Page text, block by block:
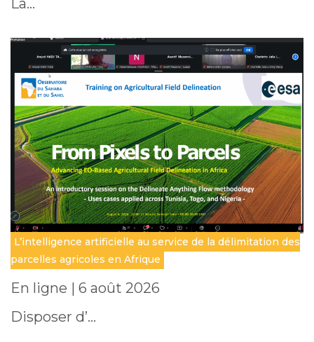
La…
L’intelligence artificielle au service de la délimitation des
parcelles agricoles en Afrique
En ligne | 6 août 2026
Disposer d’…